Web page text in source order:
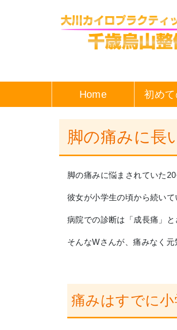
Home 初め
脚の痛みに長
脚の痛みに悩まされていた
彼女が小学生の頃から続い
病院での診断は「成長痛」
そんなWさんが、痛みなく
痛みはすでに